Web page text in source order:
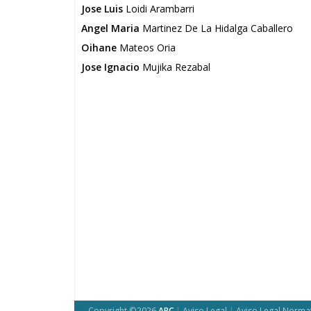
Jose Luis Loidi Arambarri
Angel Maria Martinez De La Hidalga Caballero
Oihane Mateos Oria
Jose Ignacio Mujika Rezabal